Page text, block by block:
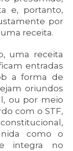
e, portanto,
por
receita.
uma receita
entradas
a forma de
oriundos
ou por meio
com o STF,
como o
integra no